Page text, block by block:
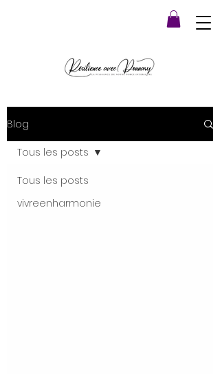
Blog
Tous les posts
vivreenharmonie
Tous les posts